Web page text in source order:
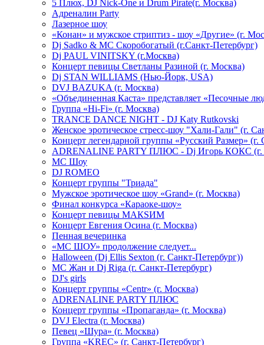
5 Плюх, DJ Nick-One и Drum Pirate(г. Москва)
Адреналин Party
Лазерное шоу
«Конан» и мужское стриптиз - шоу «Другие» (г.
Dj Sadko & МС Скоробогатый (г.Санкт-Петербург)
Dj PAUL VINITSKY (г.Москва)
Концерт певицы Светланы Разиной (г. Москва)
Dj STAN WILLIAMS (Нью-Йорк, USA)
DVJ BAZUKA (г. Москва)
«Объединенная Каста» представляет «Песочные
Группа «Hi-Fi» (г. Москва)
TRANCE DANCE NIGHT - DJ Katy Rutkovski
Женское эротическое стресс-шоу "Хали-Гали" (г.
Концерт легендарной группы «Русский Размер» (г.
ADRENALINE PARTY ПЛЮС - Dj Игорь КОКС (г.
MC Шоу
DJ ROMEO
Концерт группы "Триада"
Мужское эротическое шоу «Grand» (г. Москва)
Финал конкурса «Караоке-шоу»
Концерт певицы МАКSИМ
Концерт Евгения Осина (г. Москва)
Пенная вечеринка
«МС ШОУ» продолжение следует...
Halloween (Dj Ellis Sexton (г. Санкт-Петербург))
МС Жан и Dj Riga (г. Санкт-Петербург)
DJ's girls
Концерт группы «Centr» (г. Москва)
ADRENALINE PARTY ПЛЮС
Концерт группы «Пропаганда» (г. Москва)
DVJ Electra (г. Москва)
Певец «Шура» (г. Москва)
Группа «KREC» (г. Санкт-Петербург)